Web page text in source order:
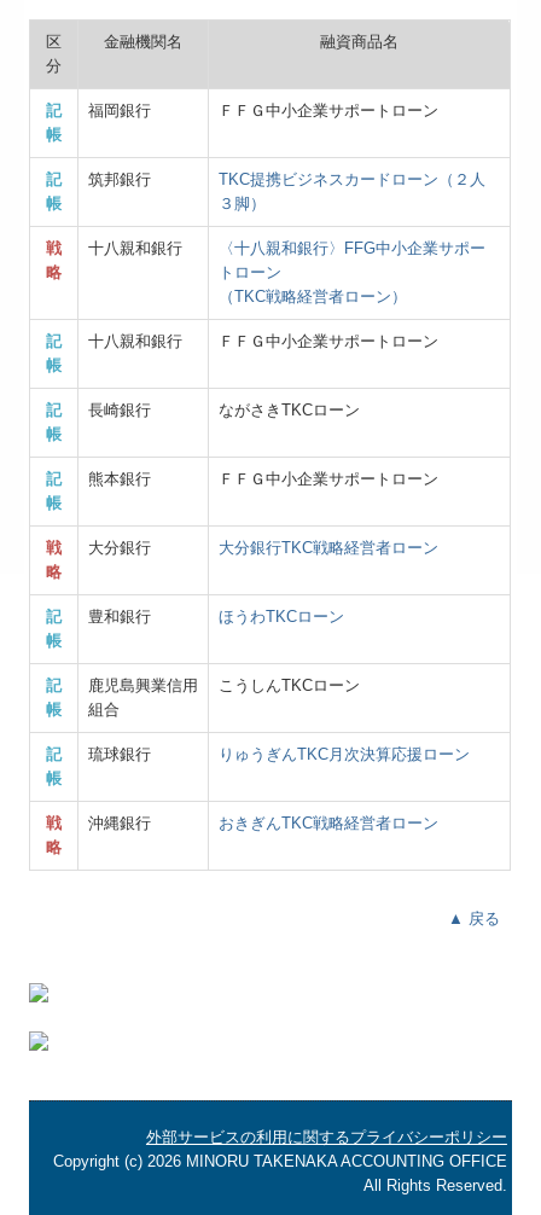
区
分
金融機関名 融資商品名
記
帳
福岡銀行 ＦＦＧ中小企業サポートローン
記
帳
筑邦銀行
TKC提携ビジネスカードローン（２人
３脚）
戦
略
十八親和銀行
〈十八親和銀行〉FFG中小企業サポー
トローン
（TKC戦略経営者ローン）
記
帳
十八親和銀行 ＦＦＧ中小企業サポートローン
記
帳
長崎銀行 ながさきTKCローン
記
帳
熊本銀行 ＦＦＧ中小企業サポートローン
戦
略
大分銀行 大分銀行TKC戦略経営者ローン
記
帳
豊和銀行 ほうわTKCローン
記
帳
鹿児島興業信用
組合
こうしんTKCローン
記
帳
琉球銀行 りゅうぎんTKC月次決算応援ローン
戦
略
沖縄銀行 おきぎんTKC戦略経営者ローン
▲ 戻る
外部サービスの利用に関するプライバシーポリシー
Copyright (c) 2026 MINORU TAKENAKA ACCOUNTING OFFICE
All Rights Reserved.